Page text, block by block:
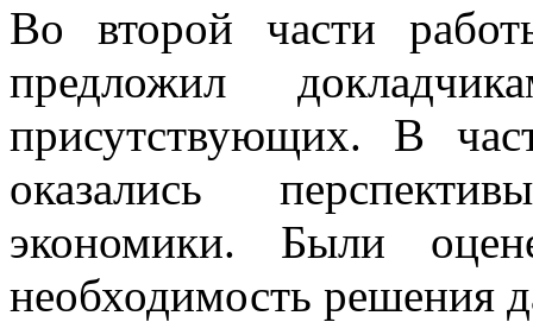
Во второй части
предложил
присутствующих. В
оказались
экономики. Были
необходимость решения